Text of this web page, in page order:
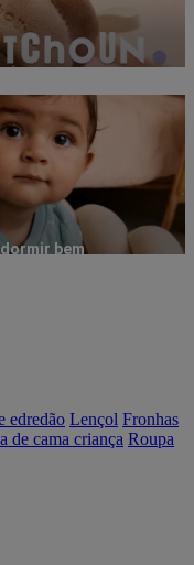
bem
edredão Lençol Fronhas
de cama criança Roupa